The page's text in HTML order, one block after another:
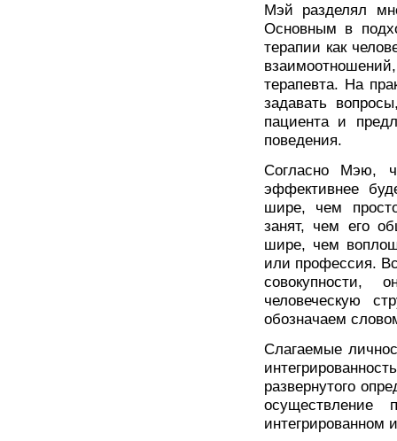
Мэй разделял
Основным в
терапии как
терапевта. На
задавать
пациента и
поведения.
Согласно Мэю,
эффективнее
шире, чем
занят, чем его
шире, чем
или профессия.
совокупности,
человеческую
обозначаем
Слагаемые
развернутого
осуществление
интегрированном